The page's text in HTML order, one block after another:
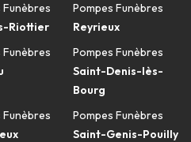
Funèbres
Riottier
Funèbres
Funèbres
Pompes Funèbres
Reyrieux
Pompes Funèbres
Saint-Denis-lès-
Bourg
Pompes Funèbres
Saint-Genis-Pouilly